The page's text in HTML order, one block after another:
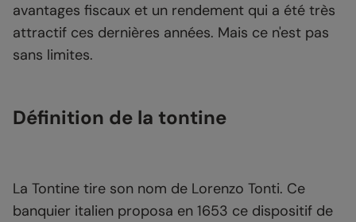
avantages fiscaux et un rendement qui a été très
attractif ces dernières années. Mais ce n'est pas
sans limites.
Définition de la tontine
La Tontine tire son nom de Lorenzo Tonti. Ce
banquier italien proposa en 1653 ce dispositif de